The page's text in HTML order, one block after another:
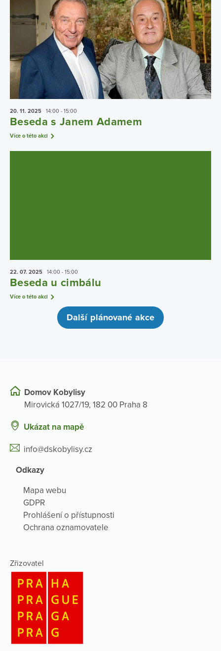
20. 11. 2025 14:00 - 15:00
Beseda s Janem Adamem
Více o této akci
22. 07. 2025 14:00 - 15:00
Beseda u cimbálu
Více o této akci
Další plánované akce
Domov Kobylisy
Mirovická 1027/19, 182 00 Praha 8
Ukázat na mapě
info@dskobylisy.cz
Odkazy
Mapa webu
GDPR
Prohlášení o přístupnosti
Ochrana oznamovatele
Zřizovatel